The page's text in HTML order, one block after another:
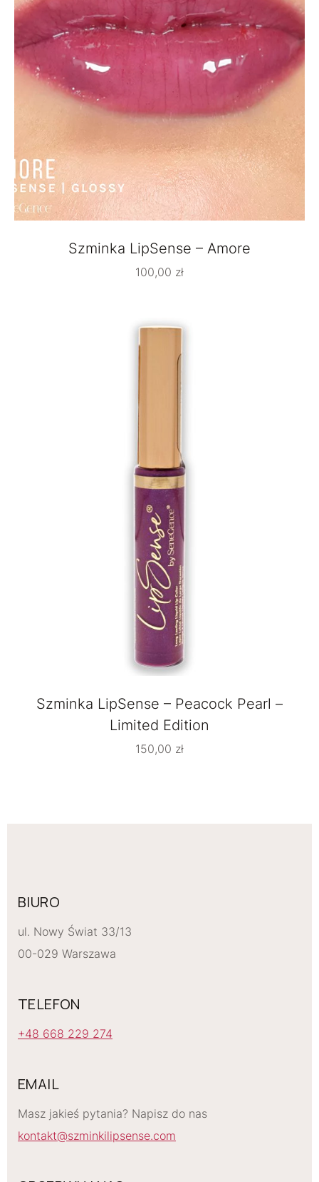
Szminka LipSense – Amore
100,00 zł
Szminka LipSense – Peacock Pearl –
Limited Edition
150,00 zł
BIURO
ul. Nowy Świat 33/13
00-029 Warszawa
TELEFON
+48 668 229 274
EMAIL
Masz jakieś pytania? Napisz do nas
kontakt@szminkilipsense.com